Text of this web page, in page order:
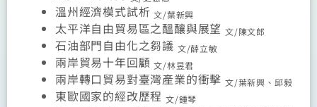
溫州經濟模式試析文/葉新興
太平洋自由貿易區之醞釀與展望文/陳文郎
石油部門自由化之芻議 文/薛立敏
兩岸貿易十年回顧文/林昱君
兩岸轉口貿易對臺灣產業的衝擊文/葉新興、邱毅
東歐國家的經改歷程文/鍾琴